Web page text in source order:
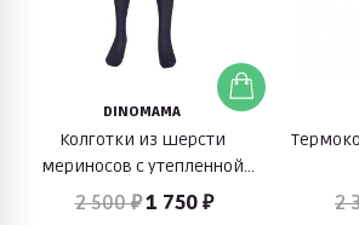
DINOMAMA
Колготки из шерсти
мериносов с утепленной
стопой (синий)
2 500 ₽1 750 ₽ 2